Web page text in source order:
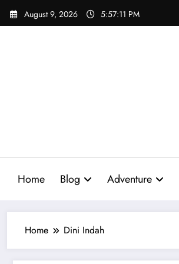
Skip
August 9, 2026 5:57:12 PM
Home Blog Adventure
Home Dini Indah